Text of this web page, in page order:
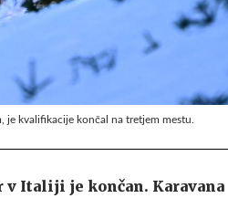
je kvalifikacije končal na tretjem mestu.
Italiji je končan. Karavana